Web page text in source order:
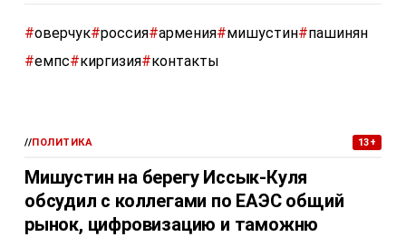
#оверчук#россия#армения#мишустин#пашинян
#емпс#киргизия#контакты
//ПОЛИТИКА 13+
Мишустин на берегу Иссык-Куля
обсудил с коллегами по ЕАЭС общий
рынок, цифровизацию и таможню